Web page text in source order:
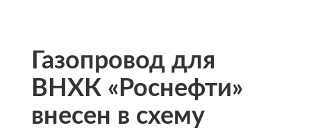
Газопровод для
ВНХК «Роснефти»
внесен в схему